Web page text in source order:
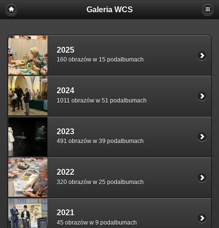
Galeria WCS
2025
160 obrazów w 15 podalbumach
2024
1011 obrazów w 51 podalbumach
2023
491 obrazów w 39 podalbumach
2022
320 obrazów w 25 podalbumach
2021
45 obrazów w 9 podalbumach